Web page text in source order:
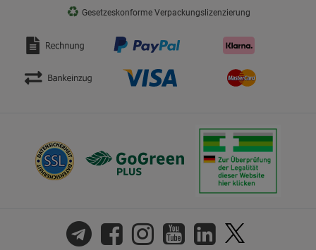
♻ Gesetzeskonforme Verpackungslizenzierung